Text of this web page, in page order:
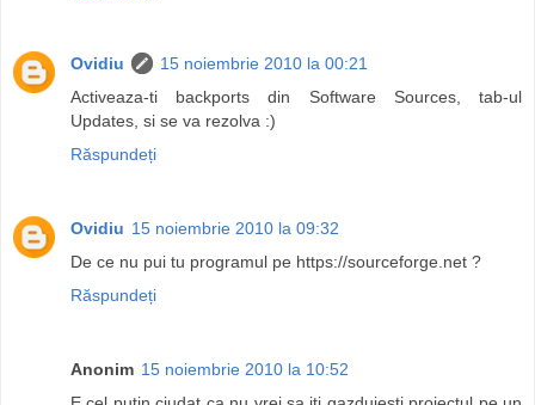
Ovidiu
15 noiembrie 2010 la 00:21
Activeaza-ti backports din Software Sources, tab-ul
Updates, si se va rezolva :)
Răspundeți
Ovidiu 15 noiembrie 2010 la 09:32
De ce nu pui tu programul pe https://sourceforge.net ?
Răspundeți
Anonim 15 noiembrie 2010 la 10:52